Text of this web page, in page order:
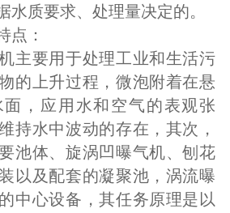
水质要求、处理量决定的。
：
要用于处理工业和生活污
的上升过程，微泡附着在悬
，应用水和空气的表观张
持水中波动的存在，其次，
池体、旋涡凹曝气机、刨花
以及配套的凝聚池，涡流曝
中心设备，其任务原理是以